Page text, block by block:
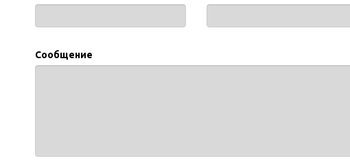
Сообщение